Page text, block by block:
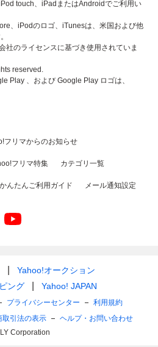
touch、iPadまたはAndroidでご利用い
、iPodのロゴ、iTunesは、米国および他
社のライセンスに基づき使用されていま
reserved.
Play 、および Google Play ロゴは、
フリマからのお知らせ
フリマ特集 カテゴリ一覧
かんたんご利用ガイド メール通知設定
Yahoo!オークション
ング
Yahoo! JAPAN
プライバシーセンター
利用規約
取引法の表示
ヘルプ・お問い合わせ
Corporation